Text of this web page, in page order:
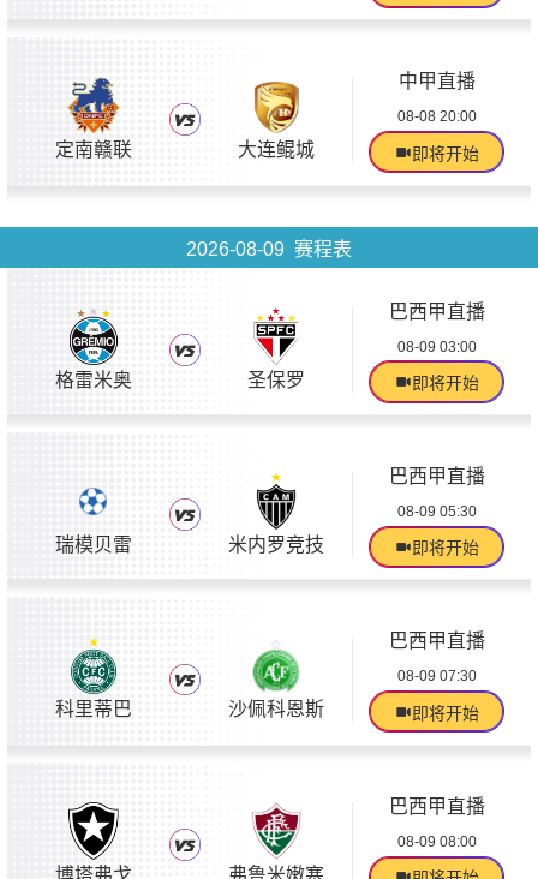
定南赣联 大连鲲城
中甲直播
08-08 20:00
即将开始
2026-08-09 赛程表
格雷米奥 圣保罗
巴西甲直播
08-09 03:00
即将开始
瑞模贝雷 米内罗竞技
巴西甲直播
08-09 05:30
即将开始
科里蒂巴 沙佩科恩斯
巴西甲直播
08-09 07:30
即将开始
博塔弗戈 弗鲁米嫩塞
巴西甲直播
08-09 08:00